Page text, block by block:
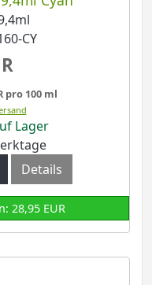
CY
pro 100 ml
Lager
Details
28,95 EUR